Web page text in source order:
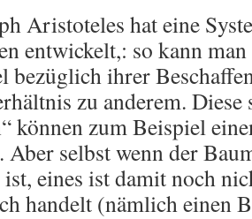
Aristoteles hat eine
entwickelt,: so kann
bezüglich ihrer
zu anderem. Diese
können zum Beispiel
Aber selbst wenn der
eines ist damit noch
handelt (nämlich einen